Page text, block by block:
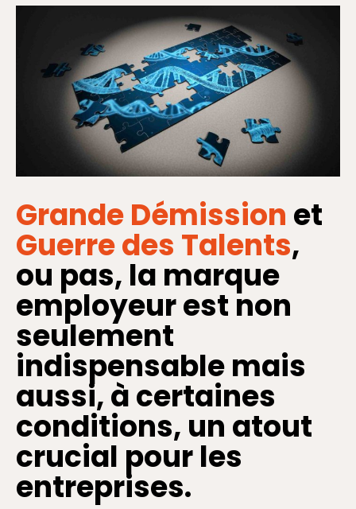
Grande Démission et
Guerre des Talents,
ou pas, la marque
employeur est non
seulement
indispensable mais
aussi, à certaines
conditions, un atout
crucial pour les
entreprises.